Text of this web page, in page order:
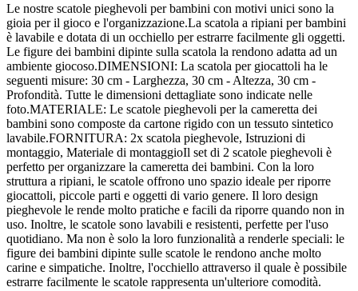
Le nostre scatole pieghevoli per bambini con motivi unici sono la
gioia per il gioco e l'organizzazione.La scatola a ripiani per bambini
è lavabile e dotata di un occhiello per estrarre facilmente gli oggetti.
Le figure dei bambini dipinte sulla scatola la rendono adatta ad un
ambiente giocoso.DIMENSIONI: La scatola per giocattoli ha le
seguenti misure: 30 cm - Larghezza, 30 cm - Altezza, 30 cm -
Profondità. Tutte le dimensioni dettagliate sono indicate nelle
foto.MATERIALE: Le scatole pieghevoli per la cameretta dei
bambini sono composte da cartone rigido con un tessuto sintetico
lavabile.FORNITURA: 2x scatola pieghevole, Istruzioni di
montaggio, Materiale di montaggioIl set di 2 scatole pieghevoli è
perfetto per organizzare la cameretta dei bambini. Con la loro
struttura a ripiani, le scatole offrono uno spazio ideale per riporre
giocattoli, piccole parti e oggetti di vario genere. Il loro design
pieghevole le rende molto pratiche e facili da riporre quando non in
uso. Inoltre, le scatole sono lavabili e resistenti, perfette per l'uso
quotidiano. Ma non è solo la loro funzionalità a renderle speciali: le
figure dei bambini dipinte sulle scatole le rendono anche molto
carine e simpatiche. Inoltre, l'occhiello attraverso il quale è possibile
estrarre facilmente le scatole rappresenta un'ulteriore comodità.